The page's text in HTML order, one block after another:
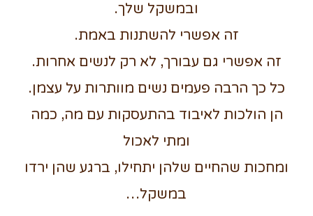
ובמשקל שלך.
זה אפשרי להשתנות באמת.
זה אפשרי גם עבורך, לא רק לנשים אחרות.
כל כך הרבה פעמים נשים מוותרות על עצמן.
הן הולכות לאיבוד בהתעסקות עם מה, כמה
ומתי לאכול
ומחכות שהחיים שלהן יתחילו, ברגע שהן ירדו
במשקל…